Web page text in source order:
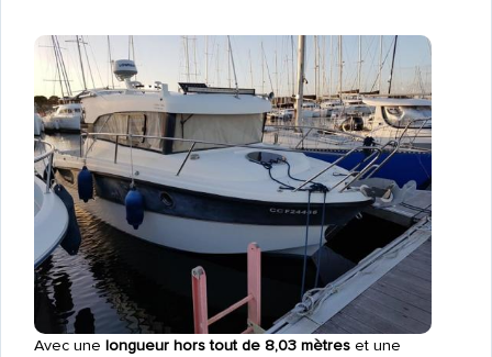
Avec une longueur hors tout de 8,03 mètreset une